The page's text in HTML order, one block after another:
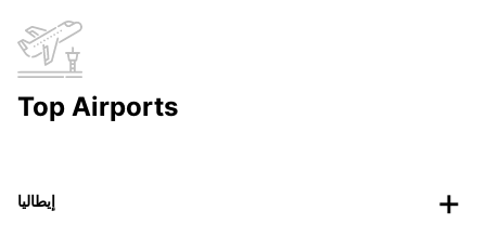
Top Airports
إيطاليا